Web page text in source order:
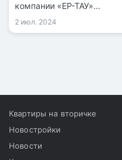
компании «ЕР-ТАУ»
провели пресс-
конференцию, на которой
2 июл. 2024
Квартиры на вторичке
Новостройки
Новости